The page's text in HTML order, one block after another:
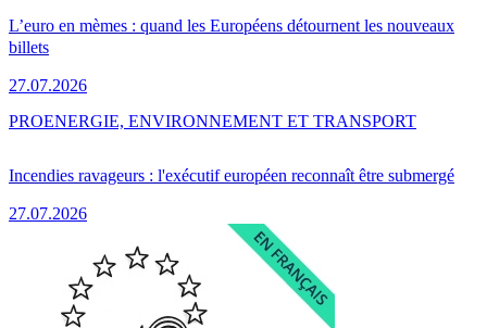
L’euro en mèmes : quand les Européens détournent les nouveaux
billets
27.07.2026
Incendies ravageurs : l'exécutif européen reconnaît être submergé
27.07.2026
PROENERGIE, ENVIRONNEMENT ET TRANSPORT